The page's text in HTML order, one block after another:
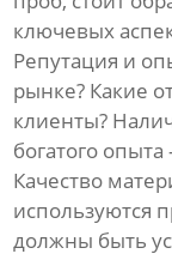
ключевых
Репутация и
рынке? Какие
клиенты?
богатого
Качество
используются
должны быть